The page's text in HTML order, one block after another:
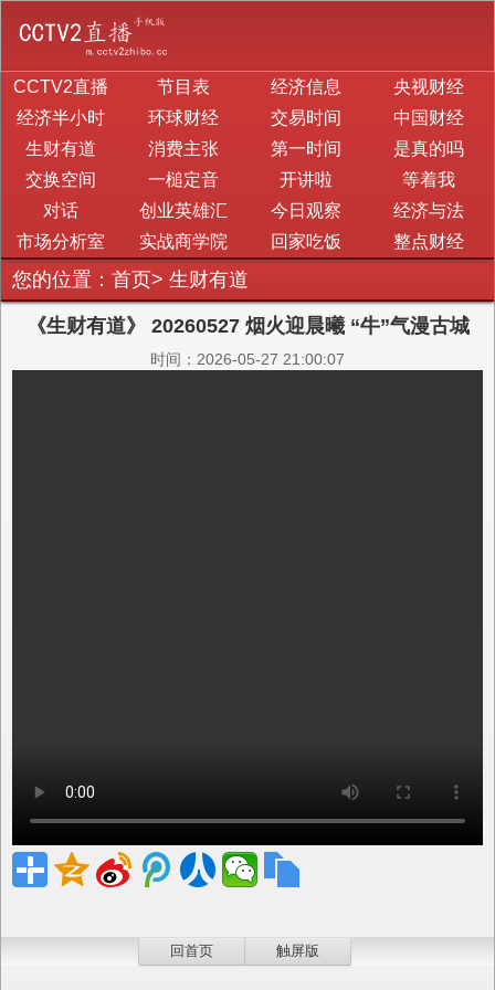
CCTV2直播 节目表 经济信息
央视财经
经济半小时
环球财经 交易时间
中国财经
生财有道
消费主张 第一时间
是真的吗
交换空间
一槌定音 开讲啦
等着我
对话
创业英雄汇 今日观察
经济与法
市场分析室
实战商学院 回家吃饭 整点财经
您的位置： 首页> 生财有道
《生财有道》 20260527 烟火迎晨曦 “牛”气漫古城
时间：2026-05-27 21:00:07
回首页 触屏版